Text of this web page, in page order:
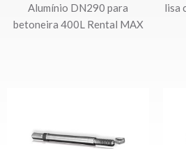
Alumínio DN290 para
betoneira 400L Rental MAX
lisa